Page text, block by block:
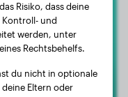
Risiko, dass deine
Kontroll- und
werden, unter
Rechtsbehelfs.
du nicht in optionale
Eltern oder